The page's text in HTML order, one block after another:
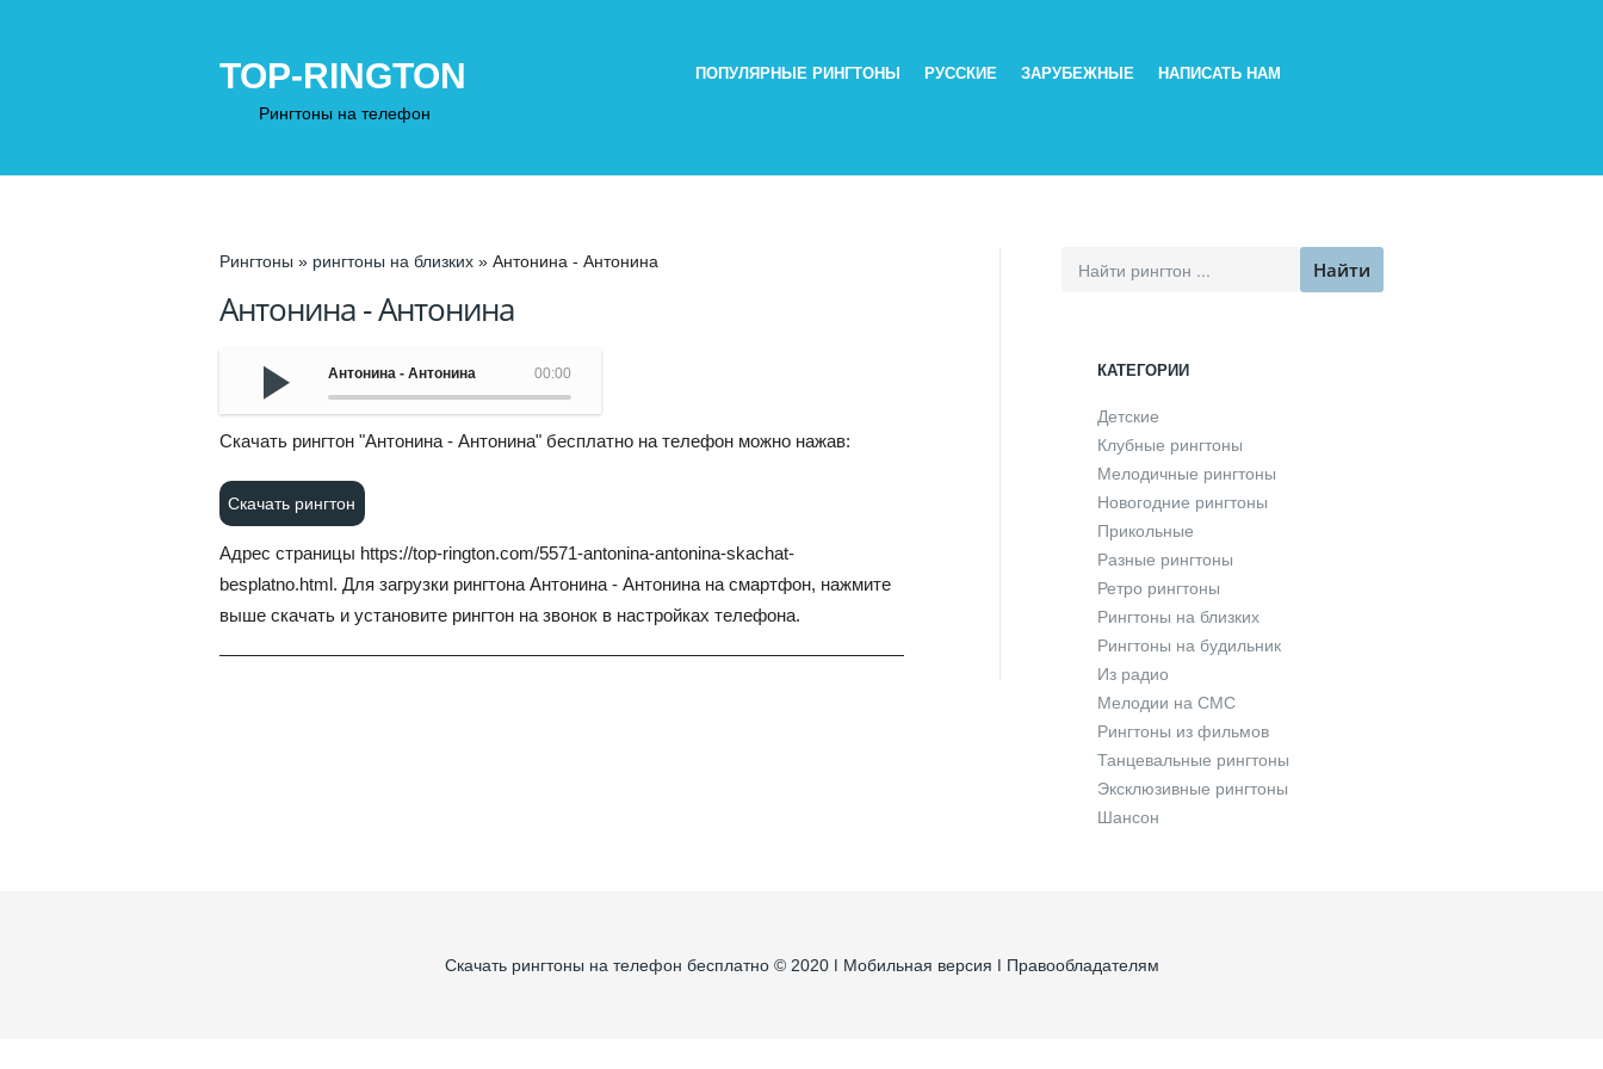
TOP-RINGTON
Рингтоны на телефон
ПОПУЛЯРНЫЕ РИНГТОНЫ РУССКИЕ ЗАРУБЕЖНЫЕ НАПИСАТЬ НАМ
Рингтоны » рингтоны на близких » Антонина - Антонина
Антонина - Антонина
00:00
Антонина - Антонина
Cкачать рингтон "Антонина - Антонина" бесплатно на телефон можно нажав:
Скачать рингтон
Адрес страницы https://top-rington.com/5571-antonina-antonina-skachat-
besplatno.html. Для загрузки рингтона Антонина - Антонина на смартфон, нажмите
выше скачать и установите рингтон на звонок в настройках телефона.
КАТЕГОРИИ
Детские
Клубные рингтоны
Мелодичные рингтоны
Новогодние рингтоны
Прикольные
Разные рингтоны
Ретро рингтоны
Рингтоны на близких
Рингтоны на будильник
Из радио
Мелодии на СМС
Рингтоны из фильмов
Танцевальные рингтоны
Эксклюзивные рингтоны
Шансон
Скачать рингтоны на телефон бесплатно © 2020 ǀ Мобильная версия ǀ Правообладателям